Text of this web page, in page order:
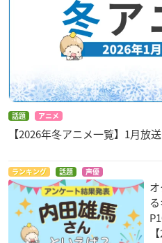
話題 アニメ
【2026年冬アニメ一覧】1月放
ランキング 話題 声優